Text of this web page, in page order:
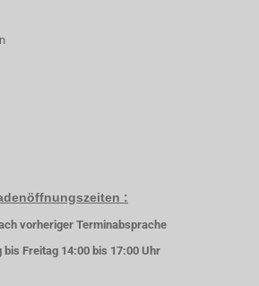
:
vorheriger Terminabsprache
bis Freitag 14:00 bis 17:00 Uhr